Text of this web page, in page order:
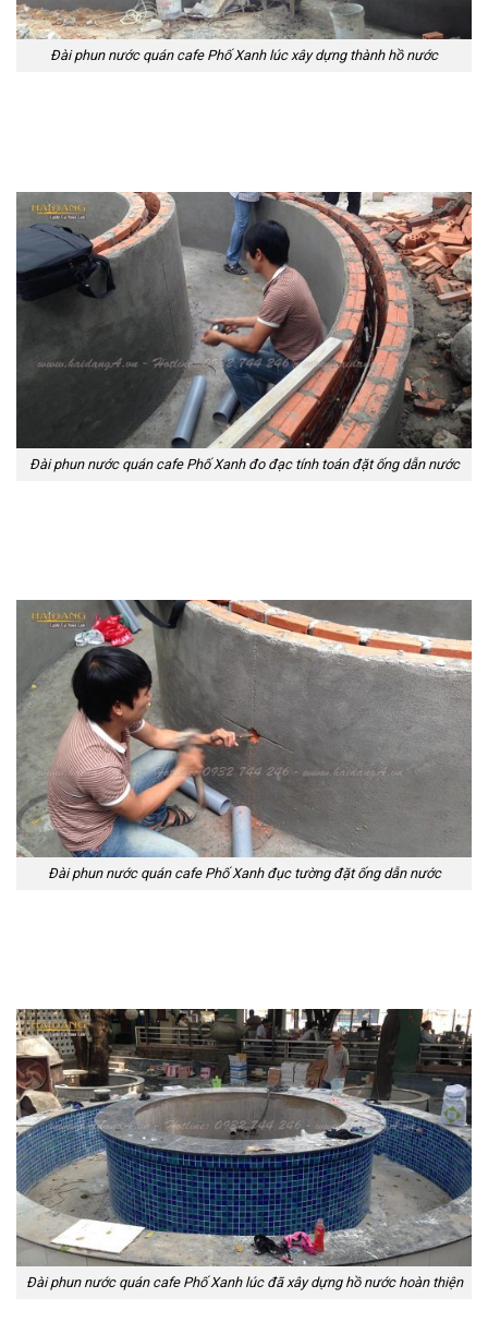
Đài phun nước quán cafe Phố Xanh lúc xây dựng thành hồ nước
Đài phun nước quán cafe Phố Xanh đo đạc tính toán đặt ống dẫn nước
Đài phun nước quán cafe Phố Xanh đục tường đặt ống dẫn nước
Đài phun nước quán cafe Phố Xanh lúc đã xây dựng hồ nước hoàn thiện